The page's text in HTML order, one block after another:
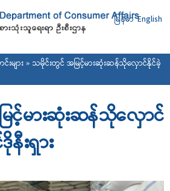
main
content
မြန်မာ English
များ» သမိုင်းတွင် အမြင့်မားဆုံးဆန်သိုလှောင်နိုင်ခဲ့
င့်မားဆုံးဆန်သိုလှောင်
းရှား